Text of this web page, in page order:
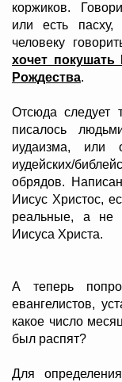
коржиков.
или есть
человеку
хочет
Рождества.
Отсюда следует
писалось
иудаизма, или
иудейских/
обрядов.
Иисус Христос,
реальные, а не
Иисуса Христа.
А теперь
евангелистов,
какое число
был распят?
Для